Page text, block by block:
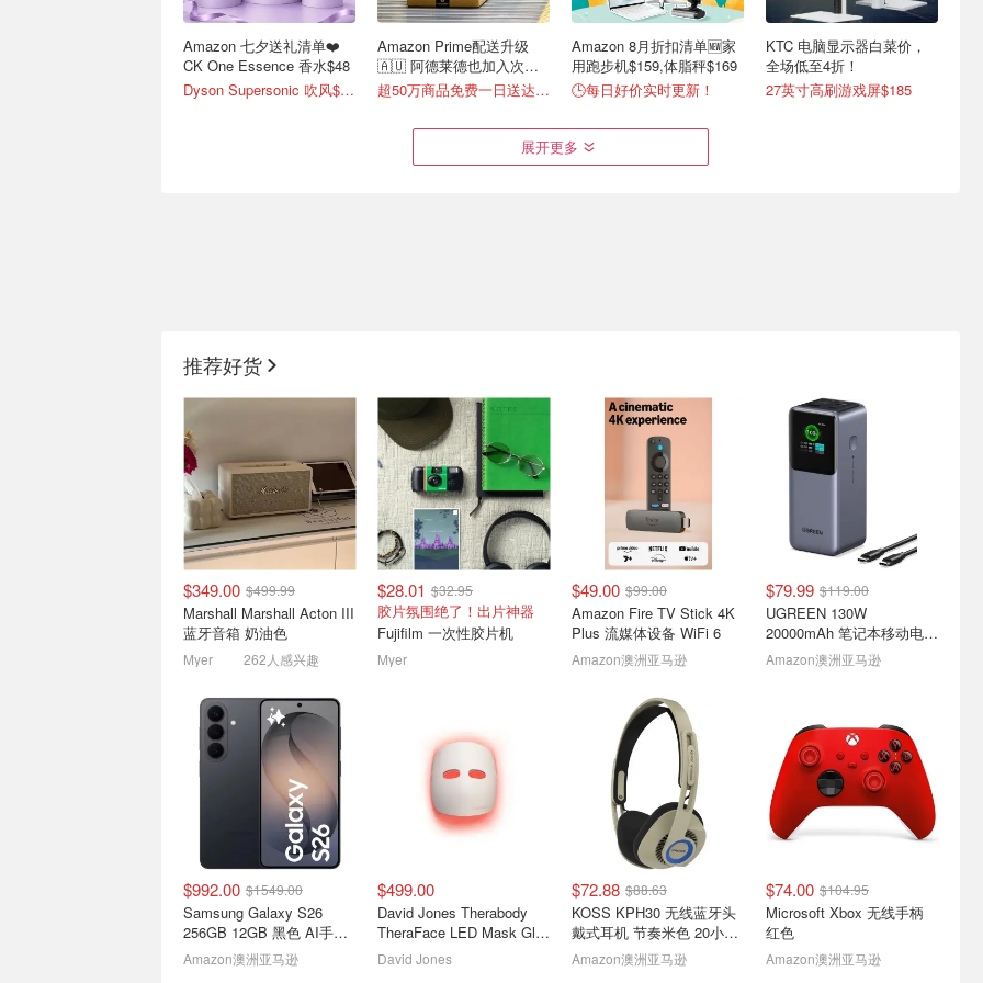
Amazon 七夕送礼清单❤️
CK One Essence 香水$48
Dyson Supersonic 吹风$548
Amazon Prime配送升级
🇦🇺 阿德莱德也加入次日
达！
超50万商品免费一日送达📦
Amazon 8月折扣清单🆕家
用跑步机$159,体脂秤$169
🕒每日好价实时更新！
KTC 电脑显示器白菜价，
全场低至4折！
27英寸高刷游戏屏$185
SONY WH-CH720N降噪耳
机$147
哈曼卡顿 水晶4代$399
Fire TV Stick 4K Plus 高清
电视棒 半价秒杀！
$99.00
Philips Hue 电视智能灯带
$375，显示器背光灯$111
JB Hi-Fi 8月海报📢Dyson
吸尘器$384,Sony耳机立减
$150
Logitech Casa Pop Up
Desk 笔记本支架套装
无线键盘触控板
Xbox 无线游戏手柄 红色
$74.00 $104.00
The Good Guys 8月海报丨
Tefal空气炸锅$199，
Dyson吸尘器$364
华硕笔记本电脑$999
Logitech 塞车游戏专用方向
盘+踏板 近期好价！
G920仅$348
Seagate BarraCuda 3.5英
寸 1TB SATA硬盘
$129.00
展开更多
推荐好货
$349.00 $499.99
Marshall Marshall Acton III
蓝牙音箱 奶油色
Myer 262人感兴趣
$28.01 $32.95
胶片氛围绝了！出片神器
Fujifilm 一次性胶片机
Myer
$49.00 $99.00
Amazon Fire TV Stick 4K
Plus 流媒体设备 WiFi 6
Amazon澳洲亚马逊
$79.99 $119.00
UGREEN 130W
20000mAh 笔记本移动电源
3口 快充 TFT显示
Amazon澳洲亚马逊
$992.00 $1549.00
Samsung Galaxy S26
256GB 12GB 黑色 AI手机
50MP
Amazon澳洲亚马逊
$499.00
David Jones Therabody
TheraFace LED Mask Glo
光疗面罩
David Jones
$72.88 $88.63
KOSS KPH30 无线蓝牙头
戴式耳机 节奏米色 20小时
续航
Amazon澳洲亚马逊
$74.00 $104.95
Microsoft Xbox 无线手柄
红色
Amazon澳洲亚马逊